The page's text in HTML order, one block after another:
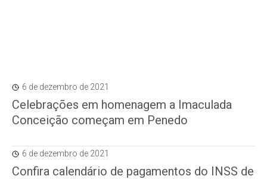
6 de dezembro de 2021
Celebrações em homenagem a Imaculada
Conceição começam em Penedo
6 de dezembro de 2021
Confira calendário de pagamentos do INSS de